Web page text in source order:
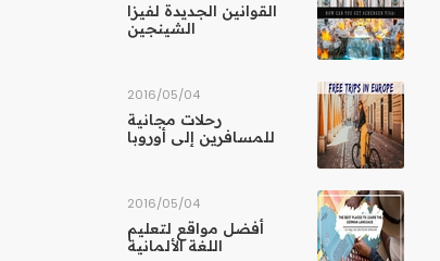
القوانين الجديدة لفيزا
الشينجين
04‏/05‏/2016
رحلات مجانية
للمسافرين إلى أوروبا
04‏/05‏/2016
أفضل مواقع لتعليم
اللغة الألمانية